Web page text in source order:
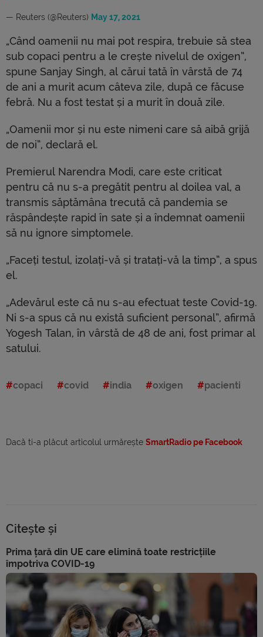
— Reuters (@Reuters) May 17, 2021
„Când oamenii nu mai pot respira, trebuie să stea
sub copaci pentru a le crește nivelul de oxigen”,
spune Sanjay Singh, al cărui tată în vârstă de 74
de ani a murit acum câteva zile, după ce făcuse
febră. Nu a fost testat și a murit în două zile.
„Oamenii mor și nu este nimeni care să aibă grijă
de noi”, declară el.
Premierul Narendra Modi, care este criticat
pentru că nu s-a pregătit pentru al doilea val, a
transmis săptămâna trecută că pandemia se
răspândește rapid în sate și a îndemnat oamenii
să nu ignore simptomele.
„Faceți testul, izolați-vă și tratați-vă la timp”, a spus
el.
„Adevărul este că nu s-au efectuat teste Covid-19.
Ni s-a spus că nu există suficient personal”, afirmă
Yogesh Talan, în vârstă de 48 de ani, fost primar al
satului.
copaci covid india oxigen pacienti
Dacă ti-a plăcut articolul urmărește SmartRadio pe Facebook
Citește și
Prima țară din UE care elimină toate restricțiile
împotriva COVID-19